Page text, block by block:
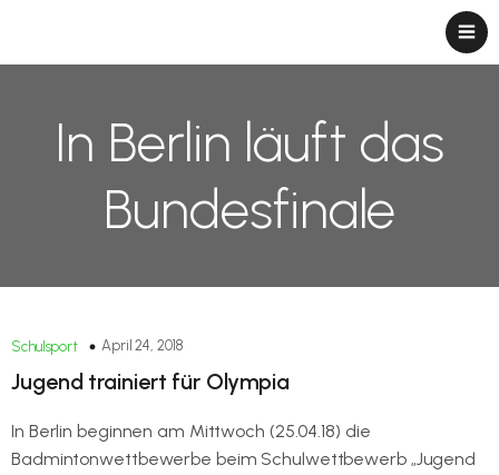
In Berlin läuft das
Bundesfinale
Schulsport April 24, 2018
Jugend trainiert für Olympia
In Berlin beginnen am Mittwoch (25.04.18) die
Badmintonwettbewerbe beim Schulwettbewerb „Jugend